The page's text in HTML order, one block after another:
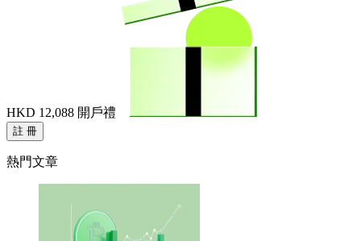
HKD 12,088 開戶禮
註 冊
熱門文章